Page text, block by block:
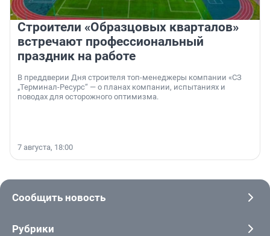
Строители «Образцовых кварталов»
встречают профессиональный
праздник на работе
В преддверии Дня строителя топ-менеджеры компании «СЗ
„Терминал-Ресурс“ — о планах компании, испытаниях и
поводах для осторожного оптимизма.
7 августа, 18:00
Сообщить новость
Рубрики